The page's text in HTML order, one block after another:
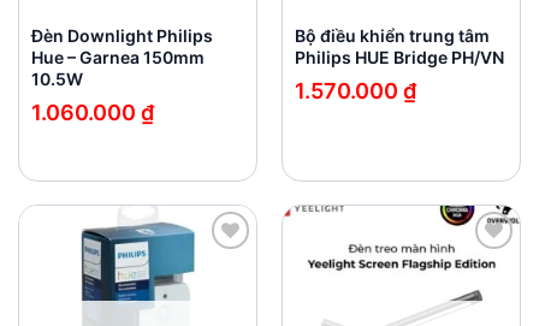
Đèn Downlight Philips
Hue – Garnea 150mm
10.5W
1.060.000 ₫
Bộ điều khiển trung tâm
Philips HUE Bridge PH/VN
1.570.000 ₫
Add to